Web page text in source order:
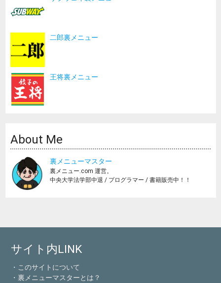
二郎裏メニュー
王将裏メニュー
About Me
裏メニューマスター
裏メニュー.com 運営。
中央大学法学部中退 / プログラマー / 書籍販売中！！
サイト内LINK
・このサイトについて
・裏メニューマスターとは？